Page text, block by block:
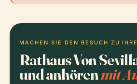
MACHEN SIE DEN BESUCH ZU
Rathaus Von
und anhörenmit